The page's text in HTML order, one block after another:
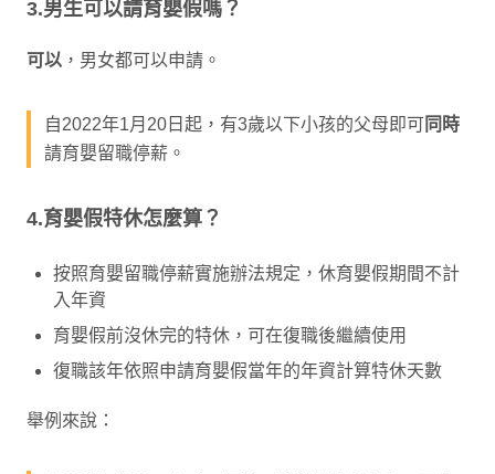
3.男生可以請育嬰假嗎？
可以 ，男女都可以申請。
自2022年1月20日起，有3歲以下小孩的父母即可 同時
請育嬰留職停薪。
4.育嬰假特休怎麼算？
按照育嬰留職停薪實施辦法規定，休育嬰假期間不計
入年資
育嬰假前沒休完的特休，可在復職後繼續使用
復職該年依照申請育嬰假當年的年資計算特休天數
舉例來說：